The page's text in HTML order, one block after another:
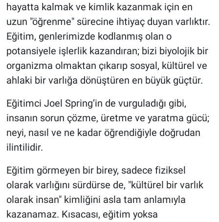
hayatta kalmak ve kimlik kazanmak için en
uzun "öğrenme" sürecine ihtiyaç duyan varlıktır.
Eğitim, genlerimizde kodlanmış olan o
potansiyele işlerlik kazandıran; bizi biyolojik bir
organizma olmaktan çıkarıp sosyal, kültürel ve
ahlaki bir varlığa dönüştüren en büyük güçtür.
Eğitimci Joel Spring’in de vurguladığı gibi,
insanın sorun çözme, üretme ve yaratma gücü;
neyi, nasıl ve ne kadar öğrendiğiyle doğrudan
ilintilidir.
Eğitim görmeyen bir birey, sadece fiziksel
olarak varlığını sürdürse de, "kültürel bir varlık
olarak insan" kimliğini asla tam anlamıyla
kazanamaz. Kısacası, eğitim yoksa